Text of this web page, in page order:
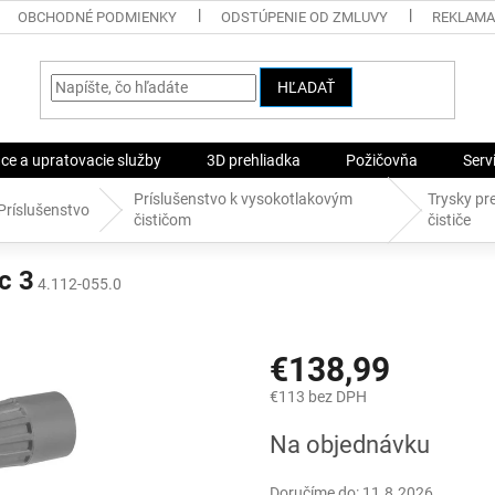
OBCHODNÉ PODMIENKY ODSTÚPENIE OD ZMLUVY
HĽADAŤ
a upratovacie služby 3D prehliadka Požičovňa
Príslušenstvo k vysokotlakovým
čističom
Trysky
čističe
3 4.112-055.0
€138,99
€113 bez DPH
cena:
Na objednávku